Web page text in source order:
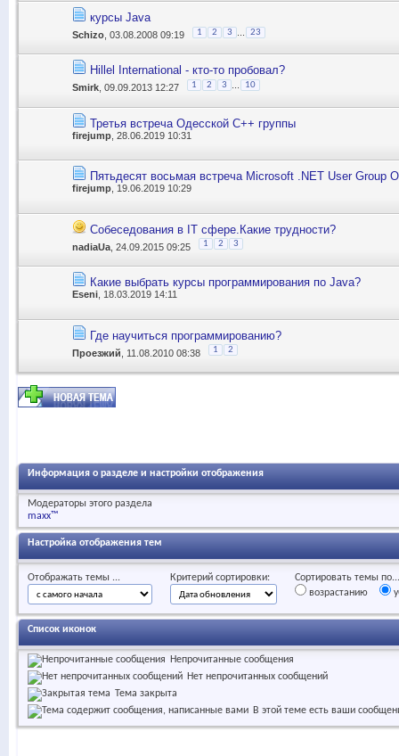
курсы Java
Schizo , 03.08.2008 09:19 1 2 3 23
Hillel International - кто-то пробовал?
Smirk , 09.09.2013 12:27 1 2 3 10
Третья встреча Одесской С++ группы
firejump , 28.06.2019 10:31
Пятьдесят восьмая встреча Microsoft .NET User Group
firejump , 19.06.2019 10:29
Собеседования в IT сфере.Какие трудности?
nadiaUa , 24.09.2015 09:25 1 2 3
Какие выбрать курсы программирования по Java?
Eseni , 18.03.2019 14:11
Где научиться программированию?
Проезжий , 11.08.2010 08:38 1 2
Информация о разделе и настройки отображения
Модераторы этого раздела
maxx™
Настройка отображения тем
Отображать темы ... Критерий сортировки:
Сортировать темы по...
возрастанию
Список иконок
Непрочитанные сообщения
Нет непрочитанных сообщений
Тема закрыта
В этой теме есть ваши